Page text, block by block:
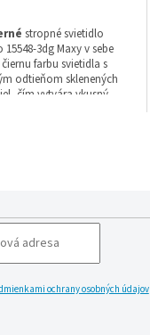
stropné svietidlo
15548-3dg Maxy v sebe
farbu svietidla s
odtieňom sklenených
čím vytvára vkusný
sa naň záruka 2 rok.
ochrany osobných údajov